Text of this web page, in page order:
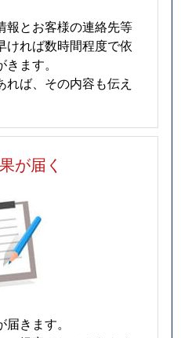
報とお客様の連絡先等
ければ数時間程度で依
ます。
ば、その内容も伝え
が届く
きます。